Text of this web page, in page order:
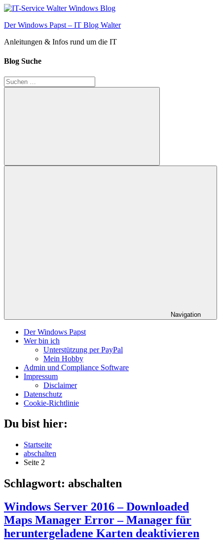
Zum
springen
Der Windows Papst – IT Blog Walter
Anleitungen & Infos rund um die IT
Blog Suche
Suchen
nach:
Suchen
Navigation
Der Windows Papst
Wer bin ich
Unterstützung per PayPal
Mein Hobby
Admin und Compliance Software
Impressum
Disclaimer
Datenschutz
Cookie-Richtlinie
Du bist hier:
Startseite
abschalten
Seite 2
Schlagwort: abschalten
Windows Server 2016 – Downloaded
Maps Manager Error – Manager für
heruntergeladene Karten deaktivieren